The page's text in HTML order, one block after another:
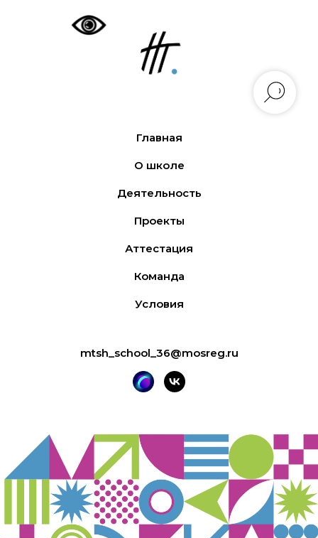
Главная
О школе
Деятельность
Проекты
Аттестация
Команда
Условия
mtsh_school_36@mosreg.ru